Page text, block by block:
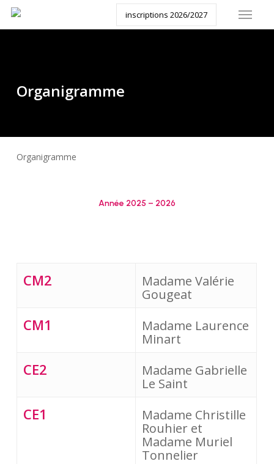
Skip
inscriptions 2026/2027 Menu
Organigramme
Organigramme
Année 2025 – 2026
CM2
Madame Valérie
Gougeat
CM1
Madame Laurence
Minart
CE2
Madame Gabrielle
Le Saint
CE1
Madame Christille
Rouhier et
Madame Muriel
Tonnelier